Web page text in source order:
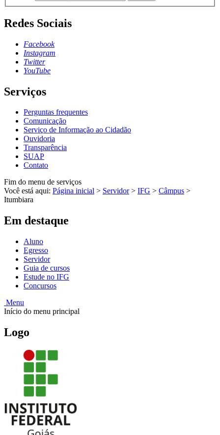
Redes Sociais
Facebook
Instagram
Twitter
YouTube
Serviços
Perguntas frequentes
Comunicação
Serviço de Informação ao Cidadão
Ouvidoria
Transparência
SUAP
Contato
Fim do menu de serviços
Você está aqui: Página inicial > Servidor > IFG > Câmpus >
Itumbiara
Em destaque
Aluno
Egresso
Servidor
Guia de cursos
Estude no IFG
Concursos
Menu
Início do menu principal
Logo